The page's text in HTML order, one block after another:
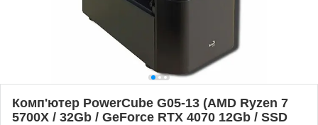
Комп'ютер PowerCube G05-13 (AMD Ryzen 7
5700X / 32Gb / GeForce RTX 4070 12Gb / SSD